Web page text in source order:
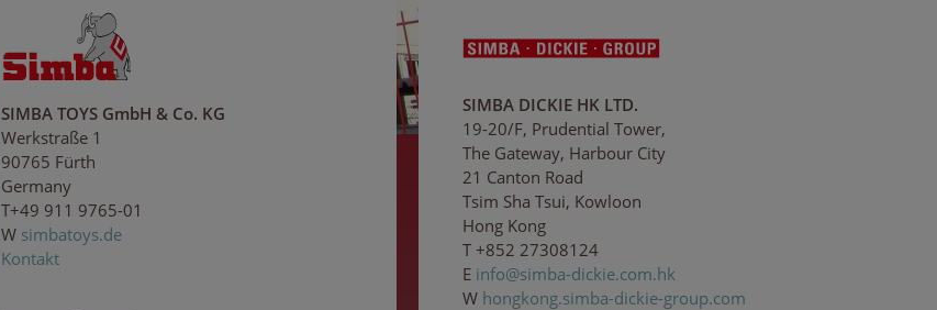
SIMBA TOYS GmbH & Co. KG
Werkstraße 1
90765 Fürth
Germany
T+49 911 9765-01
W simbatoys.de
Kontakt
SIMBA DICKIE HK LTD.
19-20/F, Prudential Tower,
The Gateway, Harbour City
21 Canton Road
Tsim Sha Tsui, Kowloon
Hong Kong
T +852 27308124
E info@simba-dickie.com.hk
W hongkong.simba-dickie-group.com